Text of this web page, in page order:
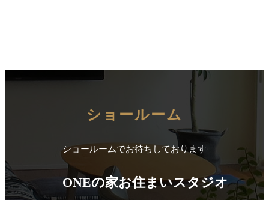
ショールーム
ショールームでお待ちしております
ONEの家お住まいスタジオ